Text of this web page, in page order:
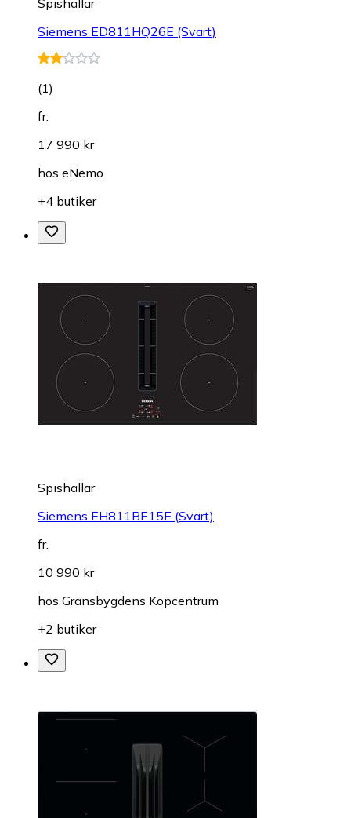
Spishällar
Siemens ED811HQ26E (Svart)
(1)
fr.
17 990 kr
hos eNemo
+4 butiker
Spishällar
Siemens EH811BE15E (Svart)
fr.
10 990 kr
hos Gränsbygdens Köpcentrum
+2 butiker